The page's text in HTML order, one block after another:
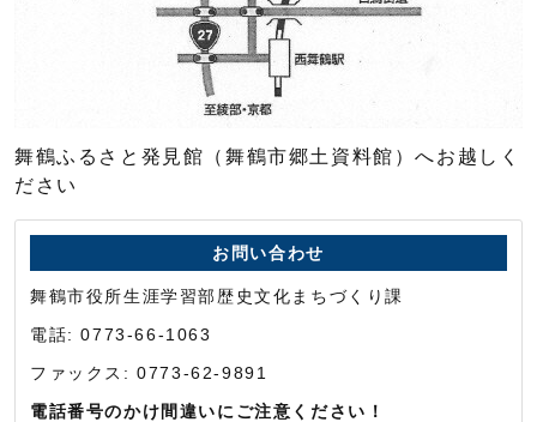
舞鶴ふるさと発見館（舞鶴市郷土資料館）へお越しく
ださい
お問い合わせ
舞鶴市役所生涯学習部歴史文化まちづくり課
電話: 0773-66-1063
ファックス: 0773-62-9891
電話番号のかけ間違いにご注意ください！